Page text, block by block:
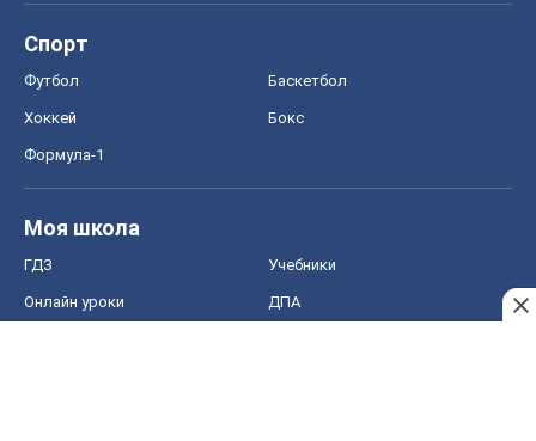
Спорт
Футбол Баскетбол
Хоккей Бокс
Формула-1
Моя школа
ГДЗ Учебники
Онлайн уроки ДПА